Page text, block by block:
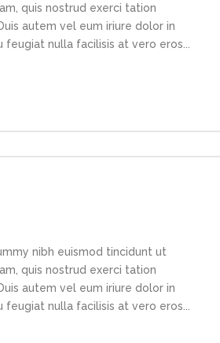
quis nostrud exerci tation
autem vel eum iriure dolor in
nulla facilisis at vero eros...
nibh euismod tincidunt ut
quis nostrud exerci tation
autem vel eum iriure dolor in
nulla facilisis at vero eros...